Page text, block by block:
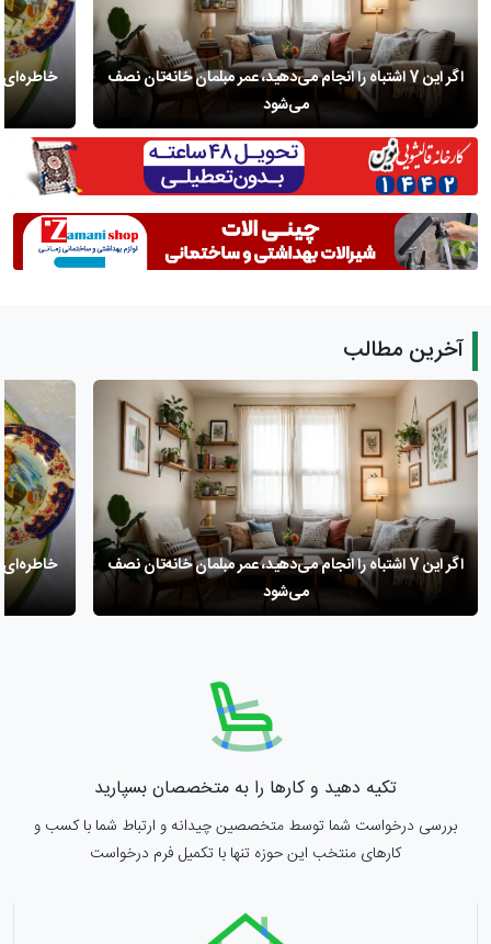
اگر این 7 اشتباه را انجام می‌دهید، عمر مبلمان خانه‌تان نصف
می‌شود
خاطره‌ای
آخرین مطالب
اگر این 7 اشتباه را انجام می‌دهید، عمر مبلمان خانه‌تان نصف
می‌شود
خاطره‌ای
تکیه دهید و کارها را به متخصصان بسپارید
بررسی درخواست شما توسط متخصصین چیدانه و ارتباط شما با کسب و
کارهای منتخب این حوزه تنها با تکمیل فرم درخواست